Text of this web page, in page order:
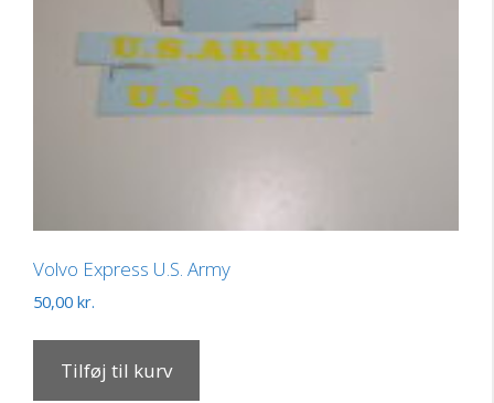
Volvo Express U.S. Army
50,00 kr.
Tilføj til kurv